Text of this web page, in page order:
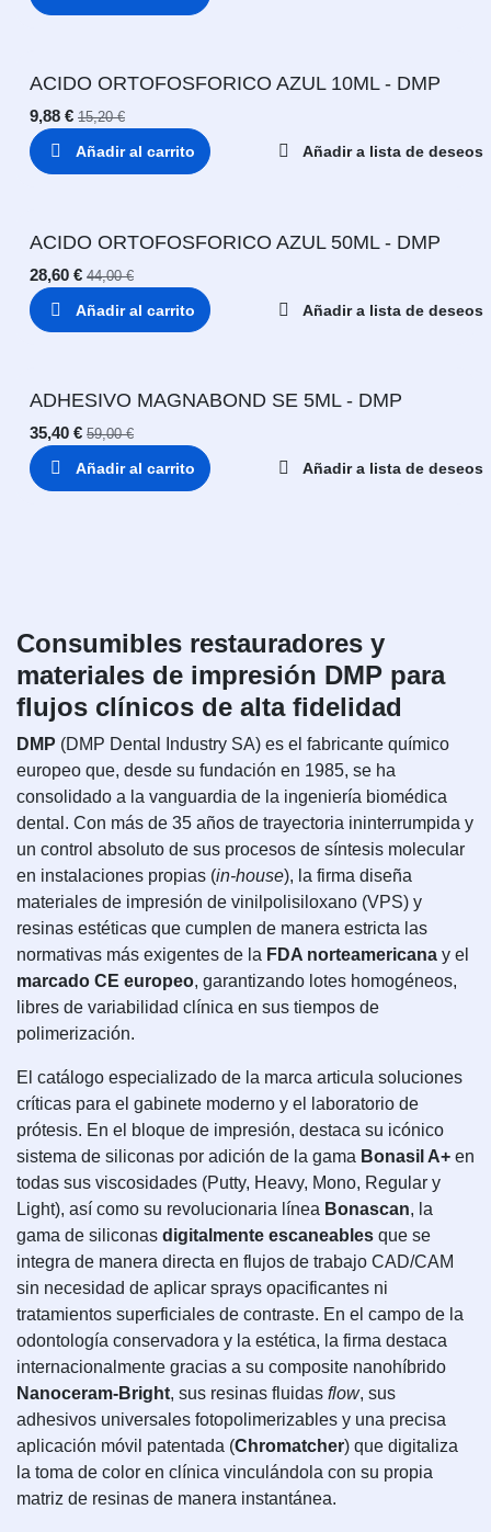
ACIDO ORTOFOSFORICO AZUL 10ML - DMP
9,88 € 15,20€
Añadir al carrito Añadir a lista de deseos
ACIDO ORTOFOSFORICO AZUL 50ML - DMP
28,60 € 44,00€
Añadir al carrito Añadir a lista de deseos
ADHESIVO MAGNABOND SE 5ML - DMP
35,40 € 59,00€
Añadir al carrito Añadir a lista de deseos
Consumibles restauradores y
materiales de impresión DMP para
flujos clínicos de alta fidelidad
DMP (DMP Dental Industry SA) es el fabricante químico
europeo que, desde su fundación en 1985, se ha
consolidado a la vanguardia de la ingeniería biomédica
dental. Con más de 35 años de trayectoria ininterrumpida y
un control absoluto de sus procesos de síntesis molecular
en instalaciones propias (in-house), la firma diseña
materiales de impresión de vinilpolisiloxano (VPS) y
resinas estéticas que cumplen de manera estricta las
normativas más exigentes de la FDA norteamericana y el
marcado CE europeo, garantizando lotes homogéneos,
libres de variabilidad clínica en sus tiempos de
polimerización.
El catálogo especializado de la marca articula soluciones
críticas para el gabinete moderno y el laboratorio de
prótesis. En el bloque de impresión, destaca su icónico
sistema de siliconas por adición de la gama Bonasil A+ en
todas sus viscosidades (Putty, Heavy, Mono, Regular y
Light), así como su revolucionaria línea Bonascan, la
gama de siliconas digitalmente escaneables que se
integra de manera directa en flujos de trabajo CAD/CAM
sin necesidad de aplicar sprays opacificantes ni
tratamientos superficiales de contraste. En el campo de la
odontología conservadora y la estética, la firma destaca
internacionalmente gracias a su composite nanohíbrido
Nanoceram-Bright, sus resinas fluidas flow, sus
adhesivos universales fotopolimerizables y una precisa
aplicación móvil patentada (Chromatcher) que digitaliza
la toma de color en clínica vinculándola con su propia
matriz de resinas de manera instantánea.